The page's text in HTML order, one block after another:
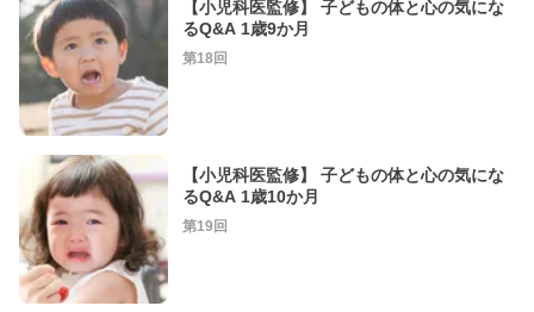
【小児科医監修】 子どもの体と心の気にな
るQ&A 1歳9か月
第18回
【小児科医監修】 子どもの体と心の気にな
るQ&A 1歳10か月
第19回